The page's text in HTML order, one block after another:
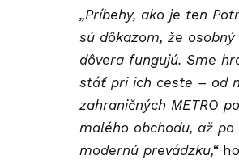
„Príbehy, ako je ten
sú dôkazom, že
dôvera fungujú. Sme
stáť pri ich ceste – od
zahraničných METRO
malého obchodu, až po
modernú prevádzku,“